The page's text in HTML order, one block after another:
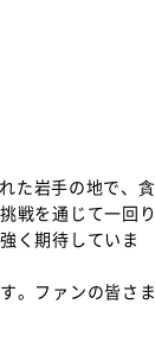
た岩手の地で、貪
戦を通じて一回り
く期待していま
。ファンの皆さま